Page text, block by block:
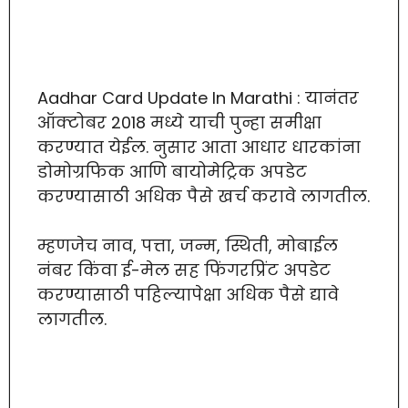
Aadhar Card Update In Marathi : यानंतर
ऑक्टोबर 2018 मध्ये याची पुन्हा समीक्षा
करण्यात येईल. नुसार आता आधार धारकांना
डोमोग्रफिक आणि बायोमेट्रिक अपडेट
करण्यासाठी अधिक पैसे खर्च करावे लागतील.
म्हणजेच नाव, पत्ता, जन्म, स्थिती, मोबाईल
नंबर किंवा ई-मेल सह फिंगरप्रिंट अपडेट
करण्यासाठी पहिल्यापेक्षा अधिक पैसे द्यावे
लागतील.